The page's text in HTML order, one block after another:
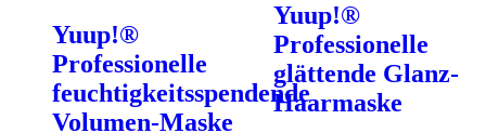
Yuup!®
Professionelle
feuchtigkeitsspendende
Volumen-Maske
Yuup!®
Professionelle
glättende Glanz-
Haarmaske